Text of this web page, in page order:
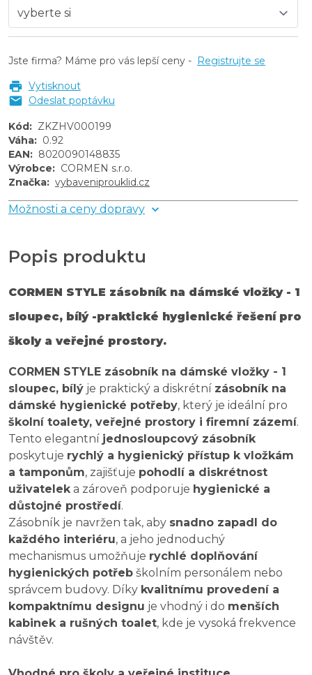
Jste firma? Máme pro vás lepší ceny - Registrujte se
Vytisknout
Odeslat poptávku
Kód: ZKZHV000199
Váha: 0.92
EAN: 8020090148835
Výrobce: CORMEN s.r.o.
Značka: vybaveniprouklid.cz
Možnosti a ceny dopravy
Popis produktu
CORMEN STYLE zásobník na dámské vložky - 1
sloupec, bílý -praktické hygienické řešení pro
školy a veřejné prostory.
CORMEN STYLE zásobník na dámské vložky - 1
sloupec, bílý je praktický a diskrétní zásobník na
dámské hygienické potřeby, který je ideální pro
školní toalety, veřejné prostory i firemní zázemí.
Tento elegantní jednosloupcový zásobník
poskytuje rychlý a hygienický přístup k vložkám
a tamponům, zajišťuje pohodlí a diskrétnost
uživatelek a zároveň podporuje hygienické a
důstojné prostředí.
Zásobník je navržen tak, aby snadno zapadl do
každého interiéru, a jeho jednoduchý
mechanismus umožňuje rychlé doplňování
hygienických potřeb školním personálem nebo
správcem budovy. Díky kvalitnímu provedení a
kompaktnímu designu je vhodný i do menších
kabinek a rušných toalet, kde je vysoká frekvence
návštěv.